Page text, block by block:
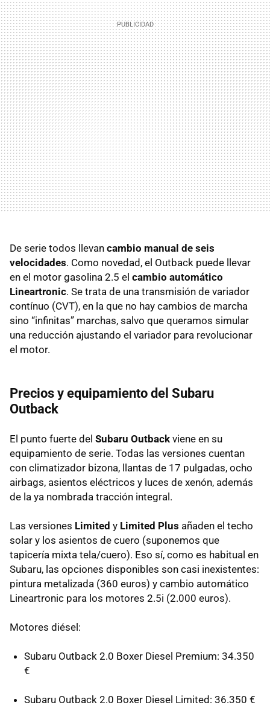
De serie todos llevan cambio manual de seis
velocidades. Como novedad, el Outback puede llevar
en el motor gasolina 2.5 el cambio automático
Lineartronic. Se trata de una transmisión de variador
contínuo (CVT), en la que no hay cambios de marcha
sino “infinitas” marchas, salvo que queramos simular
una reducción ajustando el variador para revolucionar
el motor.
Precios y equipamiento del Subaru
Outback
El punto fuerte del Subaru Outback viene en su
equipamiento de serie. Todas las versiones cuentan
con climatizador bizona, llantas de 17 pulgadas, ocho
airbags, asientos eléctricos y luces de xenón, además
de la ya nombrada tracción integral.
Las versiones Limited y Limited Plus añaden el techo
solar y los asientos de cuero (suponemos que
tapicería mixta tela/cuero). Eso sí, como es habitual en
Subaru, las opciones disponibles son casi inexistentes:
pintura metalizada (360 euros) y cambio automático
Lineartronic para los motores 2.5i (2.000 euros).
Motores diésel:
Subaru Outback 2.0 Boxer Diesel Premium: 34.350
€
Subaru Outback 2.0 Boxer Diesel Limited: 36.350 €